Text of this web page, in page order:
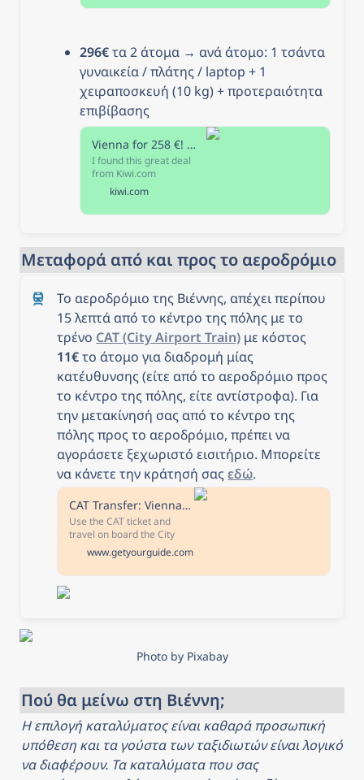
296€ τα 2 άτομα → ανά άτομο: 1 τσάντα
γυναικεία / πλάτης / laptop + 1
χειραποσκευή (10 kg) + προτεραιότητα
επιβίβασης
Vienna for 258 €! Who's coming with me?
I found this great deal
from Kiwi.com
kiwi.com
Μεταφορά από και προς το αεροδρόμιο
Το αεροδρόμιο της Βιέννης, απέχει περίπου
15 λεπτά από το κέντρο της πόλης με το
τρένο CAT (City Airport Train)
11€ το άτομο για διαδρομή μίας
κατέυθυνσης (είτε από το αεροδρόμιο προς
το κέντρο της πόλης, είτε αντίστροφα). Για
την μετακίνησή σας από το κέντρο της
πόλης προς το αεροδρόμιο, πρέπει να
αγοράσετε ξεχωριστό εισιτήριο. Μπορείτε
να κάνετε την κράτησή σας εδώ.
CAT Transfer: Vienna Airport - Wien Mitte
Use the CAT ticket and
travel on board the City
Airport Train between
Vienna Airport and the city
centre. Travel with the CAT
ticket safely, relaxed,
without hitting the traffic in
full refund Reserve now &
pay later Keep your travel
spot and pay nothing today.
www.getyourguide.com
Photo by Pixabay
Πού θα μείνω στη Βιέννη;
Η επιλογή καταλύματος είναι καθαρά προσωπική
υπόθεση και τα γούστα των ταξιδιωτών είναι λογικό
να διαφέρουν. Τα καταλύματα που σας